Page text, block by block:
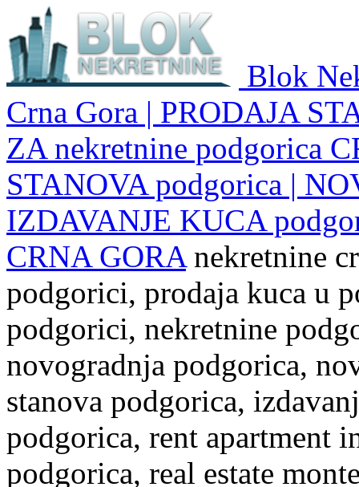
Blok
Crna Gora | PRODAJA
ZA nekretnine podgorica
STANOVA podgorica |
IZDAVANJE KUCA
CRNA GORA nekretnine
podgorici, prodaja kuca u
podgorici, nekretnine
novogradnja podgorica,
stanova podgorica,
podgorica, rent apartment
podgorica, real estate